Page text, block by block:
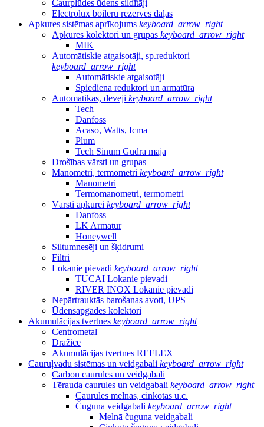
Caurplūdes ūdens sildītāji
Electrolux boileru rezerves daļas
Apkures sistēmas aprīkojums keyboard_arrow_right
Apkures kolektori un grupas keyboard_arrow_right
MIK
Automātiskie atgaisotāji, sp.reduktori
keyboard_arrow_right
Automātiskie atgaisotāji
Spiediena reduktori un armatūra
Automātikas, devēji keyboard_arrow_right
Tech
Danfoss
Acaso, Watts, Icma
Plum
Tech Sinum Gudrā māja
Drošības vārsti un grupas
Manometri, termometri keyboard_arrow_right
Manometri
Termomanometri, termometri
Vārsti apkurei keyboard_arrow_right
Danfoss
LK Armatur
Honeywell
Siltumnesēji un šķidrumi
Filtri
Lokanie pievadi keyboard_arrow_right
TUCAI Lokanie pievadi
RIVER INOX Lokanie pievadi
Nepārtrauktās barošanas avoti, UPS
Ūdensapgādes kolektori
Akumulācijas tvertnes keyboard_arrow_right
Centrometal
Dražice
Akumulācijas tvertnes REFLEX
Cauruļvadu sistēmas un veidgabali keyboard_arrow_right
Carbon caurules un veidgabali
Tērauda caurules un veidgabali keyboard_arrow_right
Caurules melnas, cinkotas u.c.
Čuguna veidgabali keyboard_arrow_right
Melnā čuguna veidgabali